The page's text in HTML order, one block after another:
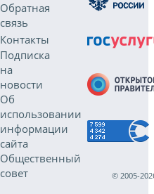
Обратная
связь
Контакты
Подписка
на
новости
Об
использовании
информации
сайта
Общественный
совет
© 2005-